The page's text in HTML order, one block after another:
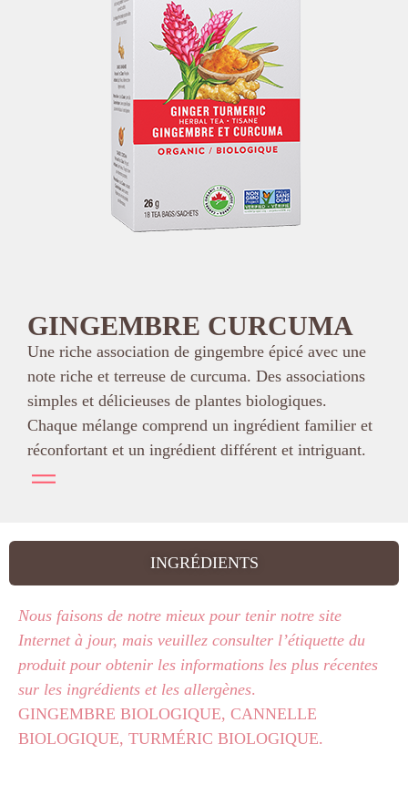
GINGEMBRE CURCUMA
Une riche association de gingembre épicé avec une
note riche et terreuse de curcuma. Des associations
simples et délicieuses de plantes biologiques.
Chaque mélange comprend un ingrédient familier et
réconfortant et un ingrédient différent et intriguant.
INGRÉDIENTS
Nous faisons de notre mieux pour tenir notre site
Internet à jour, mais veuillez consulter l’étiquette du
produit pour obtenir les informations les plus récentes
sur les ingrédients et les allergènes.
GINGEMBRE BIOLOGIQUE, CANNELLE
BIOLOGIQUE, TURMÉRIC BIOLOGIQUE.